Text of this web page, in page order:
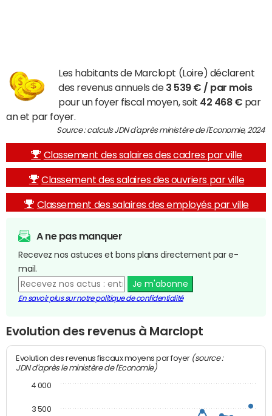
Les habitants de Marclopt (Loire) déclarent
des revenus annuels de 3 539 € / par mois
pour un foyer fiscal moyen, soit 42 468 € par
an et par foyer.
Source : calculs JDN d'après ministère de l'Economie, 2024
Classement des salaires des cadres par ville
Classement des salaires des ouvriers par ville
Classement des salaires des employés par ville
A ne pas manquer
Recevez nos astuces et bons plans directement par e-
mail.
Je m'abonne
En savoir plus sur notre politique de confidentialité
Evolution des revenus à Marclopt
Evolution des revenus fiscaux moyens par foyer (source :
JDN d'après le ministère de l'Economie)
3 500
4 000